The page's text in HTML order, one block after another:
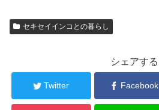
セキセイインコとの暮らし
シェアする
Twitter Facebook